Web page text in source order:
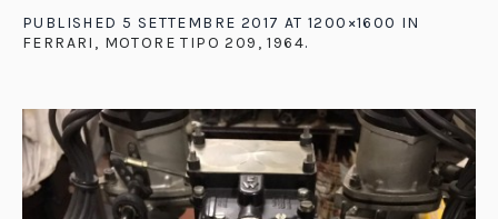
PUBLISHED 5 SETTEMBRE 2017 AT 1200×1600 IN
FERRARI, MOTORE TIPO 209, 1964.